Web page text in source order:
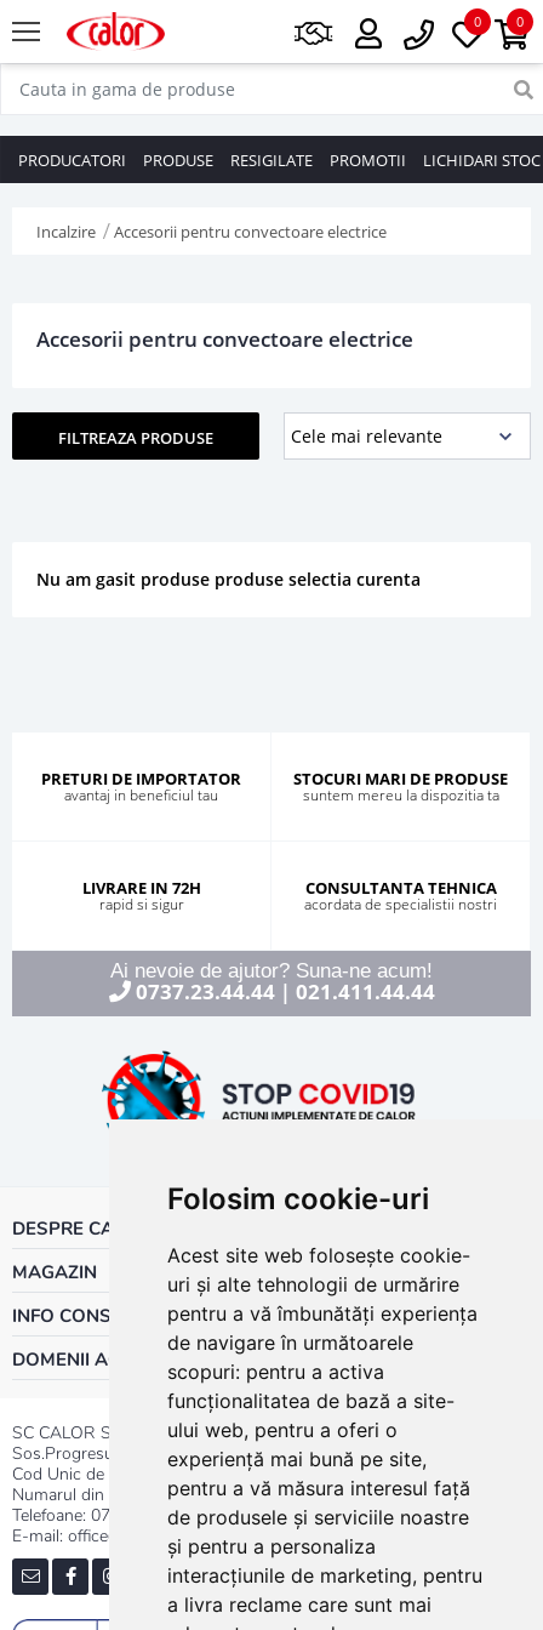
Folosim cookie-uri
Acest site web folosește cookie-
uri și alte tehnologii de urmărire
pentru a vă îmbunătăți experiența
de navigare în următoarele
scopuri: pentru a activa
funcționalitatea de bază a site-
ului web, pentru a oferi o
experiență mai bună pe site,
pentru a vă măsura interesul față
de produsele și serviciile noastre
și pentru a personaliza
interacțiunile de marketing, pentru
a livra reclame care sunt mai
0
0
PRODUCATORI PRODUSE RESIGILATE PROMOTII LICHIDARI STOC
Incalzire Accesorii pentru convectoare electrice
Accesorii pentru convectoare electrice
FILTREAZA PRODUSE
Nu am gasit produse produse selectia curenta
PRETURI DE IMPORTATOR
avantaj in beneficiul tau
STOCURI MARI DE PRODUSE
suntem mereu la dispozitia ta
LIVRARE IN 72H
rapid si sigur
CONSULTANTA TEHNICA
acordata de specialistii nostri
Ai nevoie de ajutor? Suna-ne acum!
0737.23.44.44| 021.411.44.44
DESPRE CALOR
MAGAZIN
INFO CONSUMATOR
DOMENII ACTIVITATE
SC CALOR SRL
Sos.Progresului nr.30-40, Sector 5, Bucuresti
Cod Unic de Inregistrare: RO 3004724
Numarul din Registrul Comertului:J40/13176/1991
Telefoane: 0737.23.44.44|021.411.44.44
E-mail: office@calor.ro